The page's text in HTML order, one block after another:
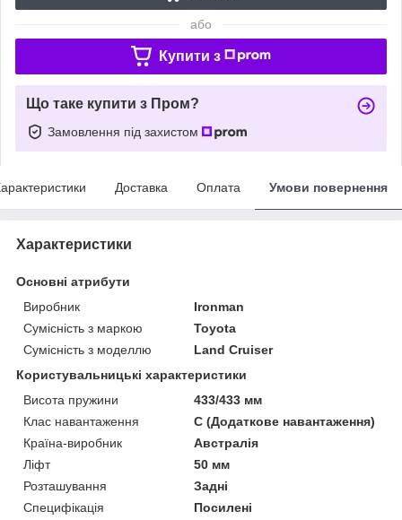
або
Купити з
Що таке купити з Пром?
Замовлення під захистом
Доставка Оплата Умови повернення
Характеристики
Основні атрибути
Виробник
Ironman
Сумісність з маркою
Toyota
Сумісність з моделлю
Land Cruiser
Користувальницькі характеристики
Висота пружини
433/433 мм
Клас навантаження
C (Додаткове навантаження)
Країна-виробник
Австралія
Ліфт
50 мм
Розташування
Задні
Специфікація
Посилені